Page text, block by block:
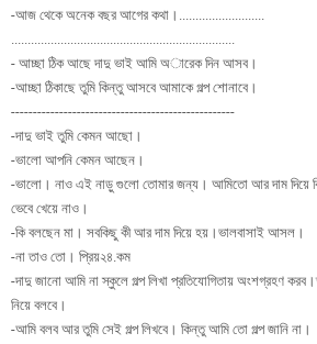
-আজ থেকে অনেক বছর আগের কথা।..........................
....................................................................
- আচ্ছা ঠিক আছে দাদু ভাই আমি অারেক দিন আসব।
-আচ্ছা ঠিকাছে তুমি কিন্তু আসবে আমাকে গল্প শোনাবে।
---------------------------------------------------
-দাদু ভাই তুমি কেমন আছো।
-ভালো আপনি কেমন আছেন।
-ভালো। নাও এই নাড়ু গুলো তোমার জন্য। আমিতো আর দাম দিয়ে
ভেবে খেয়ে নাও।
-কি বলছেন মা। সবকিছু কী আর দাম দিয়ে হয়।ভালবাসাই আসল।
-না তাও তো। প্রিয়২৪.কম
-দাদু জানো আমি না স্কুলে গল্প লিখা প্রতিযোগিতায় অংশগ্রহণ
নিয়ে বলবে।
-আমি বলব আর তুমি সেই গল্প লিখবে। কিন্তু আমি তো গল্প জানি না।